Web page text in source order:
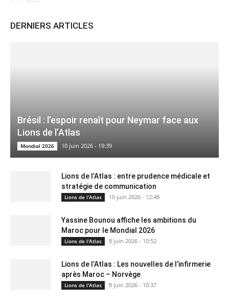
DERNIERS ARTICLES
Brésil : l’espoir renaît pour Neymar face aux
Lions de l’Atlas
Mondial 2026 10 juin 2026 - 19:39
Lions de l’Atlas : entre prudence médicale et
stratégie de communication
Lions de l'Atlas 10 juin 2026 - 12:48
Yassine Bounou affiche les ambitions du
Maroc pour le Mondial 2026
Lions de l'Atlas 8 juin 2026 - 10:52
Lions de l’Atlas : Les nouvelles de l’infirmerie
après Maroc – Norvège
Lions de l'Atlas 8 juin 2026 - 10:37